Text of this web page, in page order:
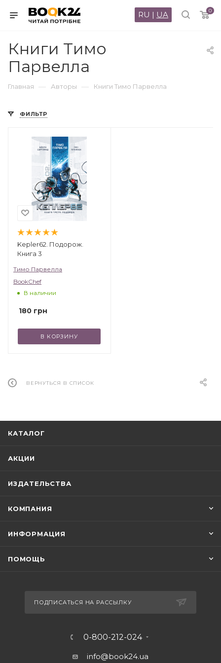
0
RU | UA
Книги Тимо
Парвелла
Главная — Авторы — Книги Тимо Парвелла
ФИЛЬТР
Kepler62. Подорож.
Книга 3
Тимо Парвелла
BookChef
В наличии
180 грн
В КОРЗИНУ
ВЕРНУТЬСЯ В СПИСОК
КАТАЛОГ
АКЦИИ
ИЗДАТЕЛЬСТВА
КОМПАНИЯ
ИНФОРМАЦИЯ
ПОМОЩЬ
ПОДПИСАТЬСЯ НА РАССЫЛКУ
0-800-212-024
info@book24.ua